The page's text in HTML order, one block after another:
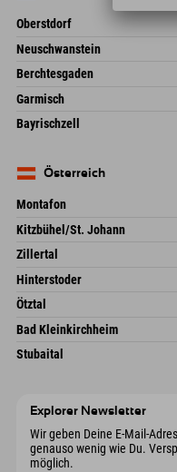
Oberstdorf
An der Breitach 3
87538 Fischen I. Allgäu
Deutschland
Neuschwanstein
An der Riese 45
87484 Nesselwang im Allgäu
Deutschland
Berchtesgaden
Hofreitstr. 7
83471 Schönau am Königssee
Deutschland
Garmisch
Frickenstraße 22
82490 Farchant
Bayrischzell
Deutschland
Österreich
Montafon
Dorfstr. 127b
6793 Gaschurn/Montafon
Österreich
Kitzbühel/St. Johann
Speckbacherstraße 87
Österreich
Zillertal
Schmiedau 2
6272 Kaltenbach im Zillertal
Österreich
Hinterstoder
Freizeitpark 10
Österreich
Ötztal
Gscheat 14
6441 Umhausen
Österreich
Bad Kleinkirchheim
Dorfstraße 24
Stubaital
Explorer Newsletter
Wir geben Deine E-Mail-
genauso wenig wie Du.
möglich.